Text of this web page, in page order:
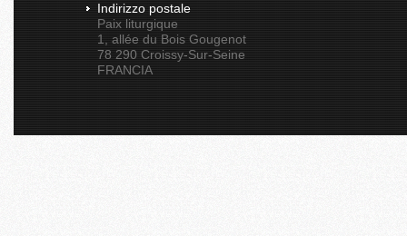
Indirizzo postale
Paix liturgique
1, allée du Bois Gougenot
78 290 Croissy-Sur-Seine
FRANCIA